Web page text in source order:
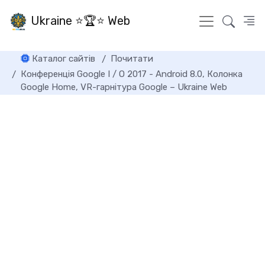
Ukraine ⭐🏆⭐ Web
Каталог сайтів
Почитати
Конференція Google I / O 2017 - Android 8.0, Колонка
Google Home, VR-гарнітура Google – Ukraine Web